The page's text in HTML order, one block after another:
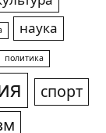
наука
политика
спорт